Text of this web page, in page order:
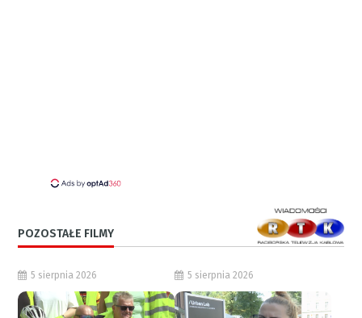
POZOSTAŁE FILMY
5 sierpnia 2026 5 sierpnia 2026